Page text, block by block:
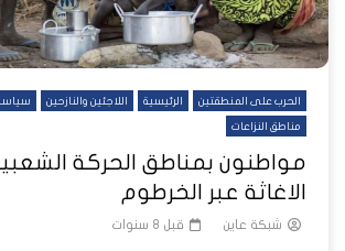
الحرب على المنطقتين الرئيسية اللاجئين والنازحين
مناطق النزاعات
مواطنون بمناطق الحركة
الاغاثة عبر الخرطوم
شبكة عاين قبل 8 سنوات